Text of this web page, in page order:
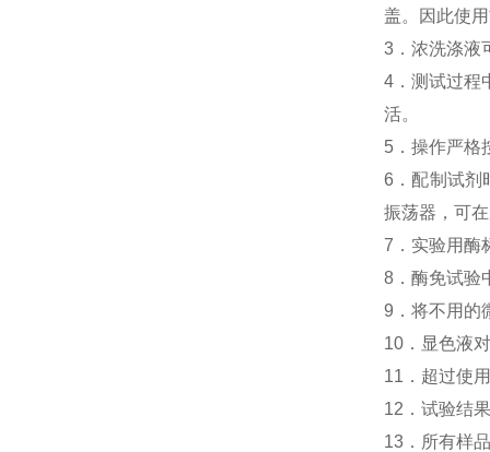
盖。因此使
3．浓洗涤液
4．测试过程
活。
5．操作严格
6．配制试剂
振荡器，可
7．实验用酶
8．酶免试验
9．将不用的
10．显色液
11．超过使
12．试验结
13．所有样